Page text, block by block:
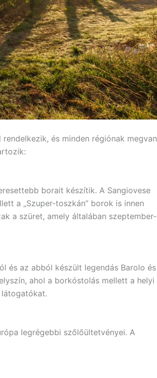
és minden régiónak megvan
borait készítik. A Sangiovese
a „Szuper-toszkán” borok is innen
a szüret, amely általában szeptember-
és az abból készült legendás Barolo és
ahol a borkóstolás mellett a helyi
legrégebbi szőlőültetvényei. A